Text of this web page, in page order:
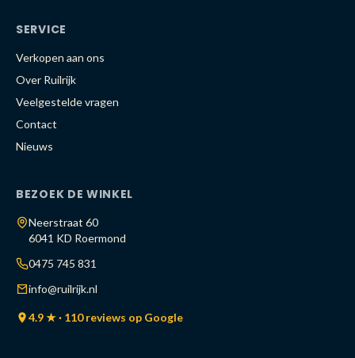
SERVICE
Verkopen aan ons
Over Ruilrijk
Veelgestelde vragen
Contact
Nieuws
BEZOEK DE WINKEL
Neerstraat 60
6041 KD Roermond
0475 745 831
info@ruilrijk.nl
4.9 ★ · 110 reviews op Google